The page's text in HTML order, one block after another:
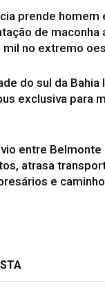
prende homem
de maconha
mil no extremo
do sul da Bahia
exclusiva para
entre Belmonte
atrasa
e